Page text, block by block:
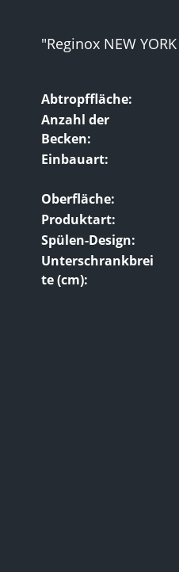
"Reginox NEW
Abtropffläche:
Anzahl der
Becken:
Einbauart:
Oberfläche:
Produktart:
Spülen-Design:
Unterschrankbrei
te (cm):